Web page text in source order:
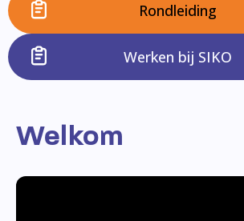
Rondleiding
Werken bij SIKO
Welkom